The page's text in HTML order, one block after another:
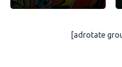
[adrotate